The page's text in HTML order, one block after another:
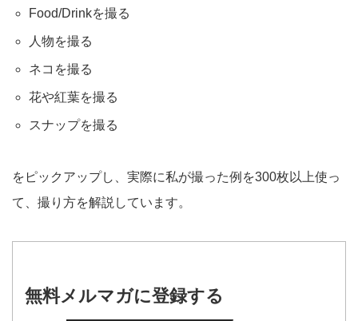
Food/Drinkを撮る
人物を撮る
ネコを撮る
花や紅葉を撮る
スナップを撮る
をピックアップし、実際に私が撮った例を300枚以上使っ
て、撮り方を解説しています。
無料メルマガに登録する